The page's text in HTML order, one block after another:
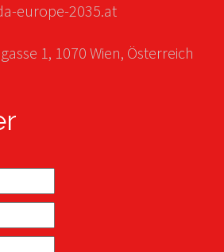
europe-2035.at
1, 1070 Wien, Österreich